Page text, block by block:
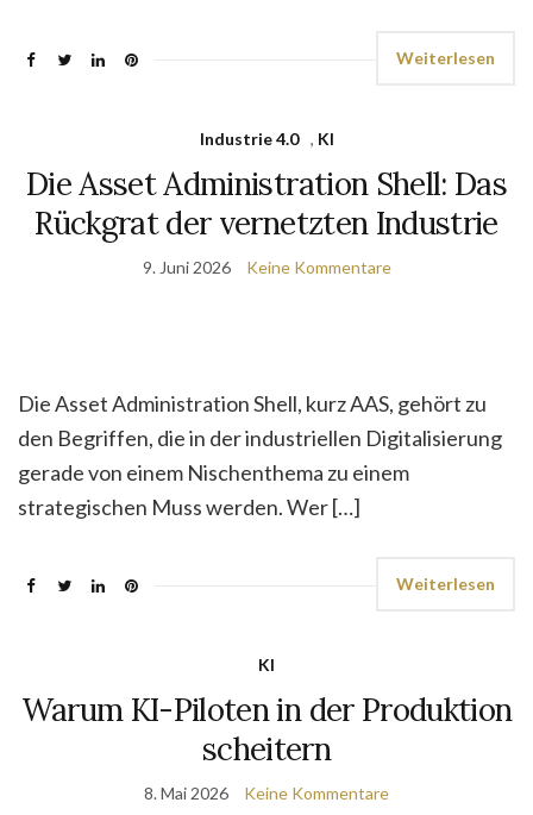
Weiterlesen
Industrie 4.0 , KI
Die Asset Administration Shell: Das
Rückgrat der vernetzten Industrie
9. Juni 2026 Keine Kommentare
Die Asset Administration Shell, kurz AAS, gehört zu
den Begriffen, die in der industriellen Digitalisierung
gerade von einem Nischenthema zu einem
strategischen Muss werden. Wer […]
Weiterlesen
KI
Warum KI-Piloten in der Produktion
scheitern
8. Mai 2026 Keine Kommentare